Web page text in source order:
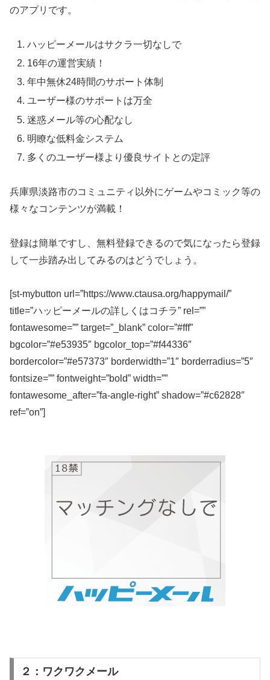
のアプリです。
ハッピーメールはサクラ一切なしで
16年の運営実績！
年中無休24時間のサポート体制
ユーザー様のサポートは万全
迷惑メール等の心配なし
明瞭な低料金システム
多くのユーザー様より優良サイトとの定評
兵庫県淡路市のコミュニティ以外にゲームやコミック等の
様々なコンテンツが満載！
登録は簡単ですし、無料登録できるので気になったら登録
して一歩踏み出してみるのはどうでしょう。
[st-mybutton url=”https://www.ctausa.org/happymail/”
title=”ハッピーメールの詳しくはコチラ” rel=””
fontawesome=”” target=”_blank” color=”#fff”
bgcolor=”#e53935″ bgcolor_top=”#f44336″
bordercolor=”#e57373″ borderwidth=”1″ borderradius=”5″
fontsize=”” fontweight=”bold” width=””
fontawesome_after=”fa-angle-right” shadow=”#c62828″
ref=”on”]
２：ワクワクメール